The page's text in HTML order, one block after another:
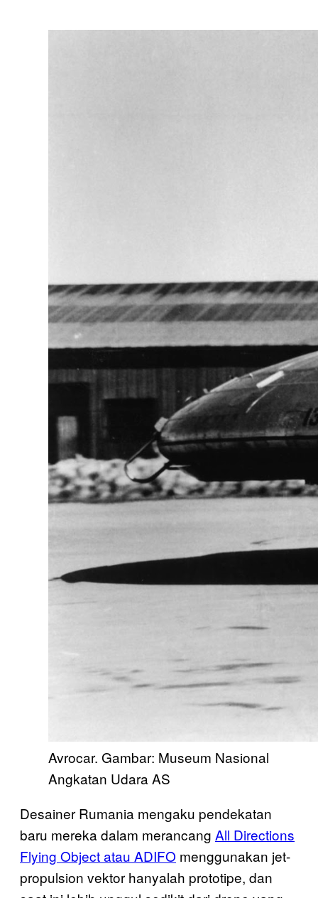
Avrocar. Gambar: Museum Nasional
Angkatan Udara AS
Desainer Rumania mengaku pendekatan
baru mereka dalam merancang All Directions
Flying Object atau ADIFO menggunakan jet-
propulsion vektor hanyalah prototipe, dan